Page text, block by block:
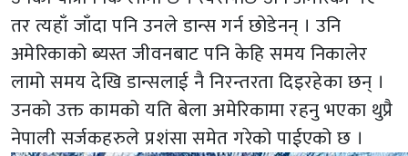
तर त्यहाँ जाँदा पनि उनले डान्स गर्न छोडेनन् । उनि
अमेरिकाको ब्यस्त जीवनबाट पनि केहि समय निकालेर
लामो समय देखि डान्सलाई नै निरन्तरता दिइरहेका छन् ।
उनको उक्त कामको यति बेला अमेरिकामा रहनु भएका थुप्रै
नेपाली सर्जकहरुले प्रशंसा समेत गरेको पाईएको छ ।